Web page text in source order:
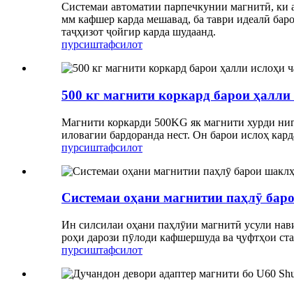
Системаи автоматии парпечкунии магнитӣ, ки
мм кафшер карда мешавад, ба таври идеалӣ
таҷҳизот ҷойгир карда шудаанд.
пурсиштафсилот
500 кг магнити коркард барои
Магнити коркарди 500KG як магнити хурди
иловагии бардоранда нест. Он барои ислоҳ
пурсиштафсилот
Системаи оҳани магнитии паҳлӯ
Ин силсилаи оҳани паҳлӯии магнитӣ усули
роҳи дарози пӯлоди кафшершуда ва ҷуфтҳои
пурсиштафсилот